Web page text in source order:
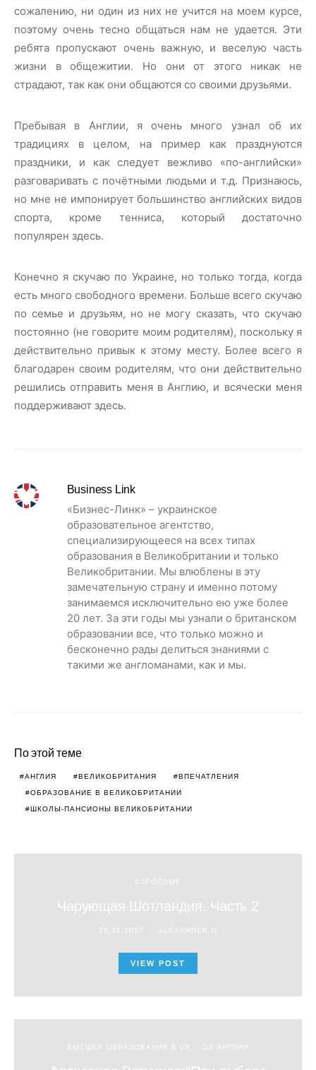
сожалению, ни один из них не учится на моем курсе,
поэтому очень тесно общаться нам не удается. Эти
ребята пропускают очень важную, и веселую часть
жизни в общежитии. Но они от этого никак не
страдают, так как они общаются со своими друзьями.
Пребывая в Англии, я очень много узнал об их
традициях в целом, на пример как празднуются
праздники, и как следует вежливо «по-английски»
разговаривать с почётными людьми и т.д. Признаюсь,
но мне не импонирует большинство английских видов
спорта, кроме тенниса, который достаточно
популярен здесь.
Конечно я скучаю по Украине, но только тогда, когда
есть много свободного времени. Больше всего скучаю
по семье и друзьям, но не могу сказать, что скучаю
постоянно (не говорите моим родителям), поскольку я
действительно привык к этому месту. Более всего я
благодарен своим родителям, что они действительно
решились отправить меня в Англию, и всячески меня
поддерживают здесь.
Business Link
«Бизнес-Линк» – украинское
образовательное агентство,
специализирующееся на всех типах
образования в Великобритании и только
Великобритании. Мы влюблены в эту
замечательную страну и именно потому
занимаемся исключительно ею уже более
20 лет. За эти годы мы узнали о британском
образовании все, что только можно и
бесконечно рады делиться знаниями с
такими же англоманами, как и мы.
По этой теме
АНГЛИЯ ВЕЛИКОБРИТАНИЯ ВПЕЧАТЛЕНИЯ
ОБРАЗОВАНИЕ В ВЕЛИКОБРИТАНИИ
ШКОЛЫ-ПАНСИОНЫ ВЕЛИКОБРИТАНИИ
ВЗРОСЛЫЕ
Чарующая Шотландия. Часть 2
25.01.2017 ALEXANDER.O
VIEW POST
ВЫСШЕЕ ОБРАЗОВАНИЕ В UK ОБ АНГЛИИ